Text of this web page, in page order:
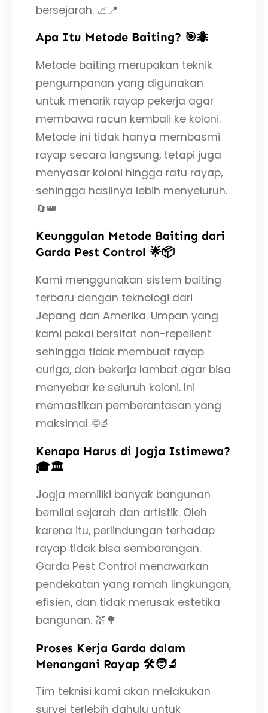
bersejarah. 📈📍
Apa Itu Metode Baiting? 🎯🐜
Metode baiting merupakan teknik
pengumpanan yang digunakan
untuk menarik rayap pekerja agar
membawa racun kembali ke koloni.
Metode ini tidak hanya membasmi
rayap secara langsung, tetapi juga
menyasar koloni hingga ratu rayap,
sehingga hasilnya lebih menyeluruh.
🔄👑
Keunggulan Metode Baiting dari
Garda Pest Control 🌟📦
Kami menggunakan sistem baiting
terbaru dengan teknologi dari
Jepang dan Amerika. Umpan yang
kami pakai bersifat non-repellent
sehingga tidak membuat rayap
curiga, dan bekerja lambat agar bisa
menyebar ke seluruh koloni. Ini
memastikan pemberantasan yang
maksimal. 🌐🔬
Kenapa Harus di Jogja Istimewa?
🎓🏛️
Jogja memiliki banyak bangunan
bernilai sejarah dan artistik. Oleh
karena itu, perlindungan terhadap
rayap tidak bisa sembarangan.
Garda Pest Control menawarkan
pendekatan yang ramah lingkungan,
efisien, dan tidak merusak estetika
bangunan. 💒🌳
Proses Kerja Garda dalam
Menangani Rayap 🛠️🧑‍🔬
Tim teknisi kami akan melakukan
survei terlebih dahulu untuk